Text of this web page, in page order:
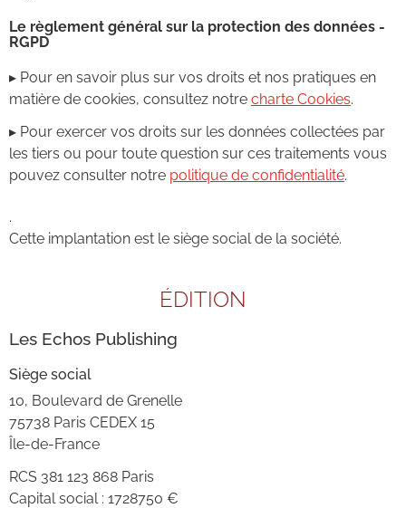
Le règlement général sur la protection des données -
RGPD
▸ Pour en savoir plus sur vos droits et nos pratiques en
matière de cookies, consultez notre charte Cookies.
▸ Pour exercer vos droits sur les données collectées par
les tiers ou pour toute question sur ces traitements vous
pouvez consulter notre politique de confidentialité.
.
Cette implantation est le siège social de la société.
ÉDITION
Les Echos Publishing
Siège social
10, Boulevard de Grenelle
75738 Paris CEDEX 15
Île-de-France
RCS 381 123 868 Paris
Capital social : 1728750 €